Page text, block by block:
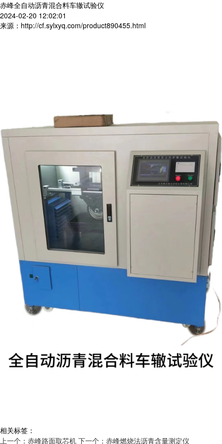
赤峰全自动沥青混合料车辙试验仪
2024-02-20 12:02:01
来源：http://cf.sylxyq.com/product890455.html
相关标签：
上一个：赤峰路面取芯机 下一个：赤峰燃烧法沥青含量测定仪